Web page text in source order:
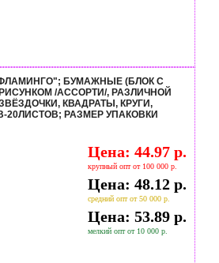
БУМАЖНЫЕ (БЛОК С
/АССОРТИ/, РАЗЛИЧНОЙ
КВАДРАТЫ, КРУГИ,
20ЛИСТОВ; РАЗМЕР УПАКОВКИ
Цена: 44.97 р.
крупный опт от 100 000 р.
Цена: 48.12 р.
средний опт от 50 000 р.
Цена: 53.89 р.
мелкий опт от 10 000 р.